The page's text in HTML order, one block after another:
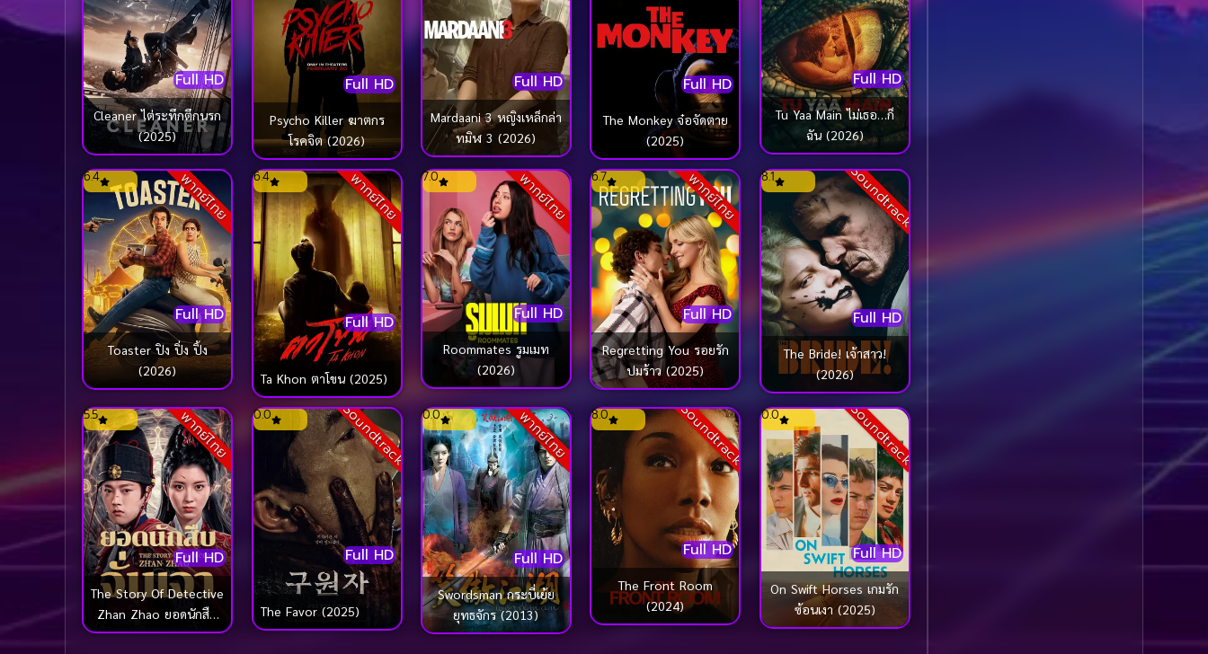
Full HD
Cleaner ไต่ระทึกตึกนรก
(2025)
Full HD
Psycho Killer ฆาตกร
โรคจิต (2026)
Full HD
Mardaani 3 หญิงเหล็กล่า
ทมิฬ 3 (2026)
Full HD
The Monkey จ๋อจัดตาย
(2025)
Full HD
Tu Yaa Main ไม่เธอ…ก็
ฉัน (2026)
พากย์ไทย
Full HD
6.4
Toaster ปิง ปิ่ง ปิ้ง
(2026)
พากย์ไทย
Full HD
6.4
Ta Khon ตาโขน (2025)
พากย์ไทย
Full HD
7.0
Roommates รูมเมท
(2026)
พากย์ไทย
Full HD
6.7
Regretting You รอยรัก
ปมร้าว (2025)
Soundtrack
Full HD
8.1
The Bride! เจ้าสาว!
(2026)
พากย์ไทย
Full HD
5.5
The Story Of Detective
Zhan Zhao ยอดนักสืบ
จั่นเจา (2025)
Soundtrack
Full HD
0.0
The Favor (2025)
พากย์ไทย
Full HD
0.0
Swordsman กระบี่เย้ย
ยุทธจักร (2013)
Soundtrack
Full HD
8.0
The Front Room
(2024)
Soundtrack
Full HD
0.0
On Swift Horses เกมรัก
ซ้อนเงา (2025)
Biography ชีวประวัติ
1986
1985